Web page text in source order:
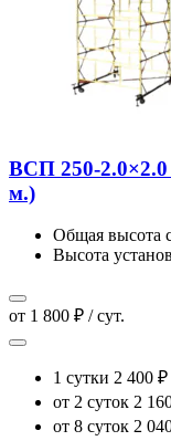
ВСП 250-2.0×2.0
м.)
Общая высота
Высота
от 1 800 ₽ / сут.
1 сутки 2 400 ₽
от 2 суток 2
от 8 суток 2